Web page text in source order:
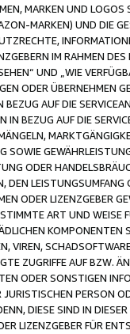
MARKEN UND
MARKEN) UND DIE
IM RAHMEN
UND „WIE
ODER ÜBERNEHMEN
AUF DIE
IN BEZUG AUF DIE
ODER
DEN
ODER LIZENZGEBER
ART UND
VIREN,
ZUGRIFFE AUF BZW.
ODER SONSTIGEN
PERSON
DIESE SIND IN
LIZENZGEBER FÜR